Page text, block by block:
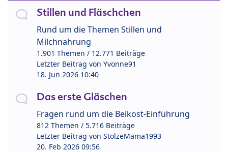
Stillen und Fläschchen
Rund um die Themen Stillen und
Milchnahrung
1.901 Themen / 12.771 Beiträge
Letzter Beitrag von Yvonne91
18. Jun 2026 10:40
Das erste Gläschen
Fragen rund um die Beikost-Einführung
812 Themen / 5.716 Beiträge
Letzter Beitrag von StolzeMama1993
20. Feb 2026 09:56